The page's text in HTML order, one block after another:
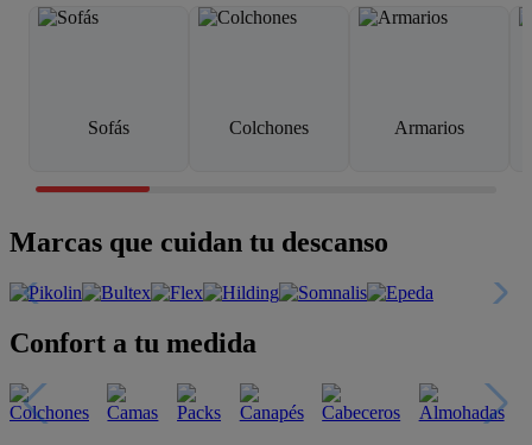
Sofás Colchones Armarios
Marcas que cuidan tu descanso
Confort a tu medida